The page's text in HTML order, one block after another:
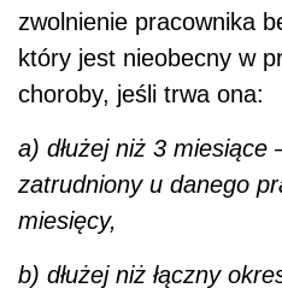
zwolnienie pracownika
który jest nieobecny w
choroby, jeśli trwa ona:
a) dłużej niż 3 miesiące
zatrudniony u danego
miesięcy,
b) dłużej niż łączny